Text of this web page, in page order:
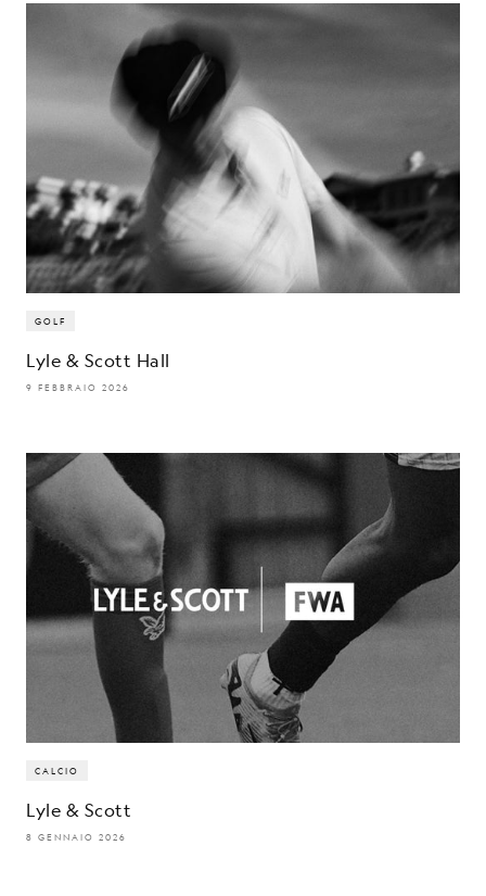
GOLF
Lyle & Scott Hall
9 FEBBRAIO 2026
CALCIO
Lyle & Scott
8 GENNAIO 2026